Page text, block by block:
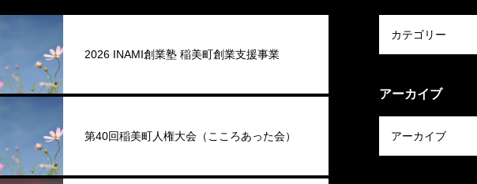
2026 INAMI創業塾 稲美町創業支援事業
第40回稲美町人権大会（こころあった会）
アーカイブ